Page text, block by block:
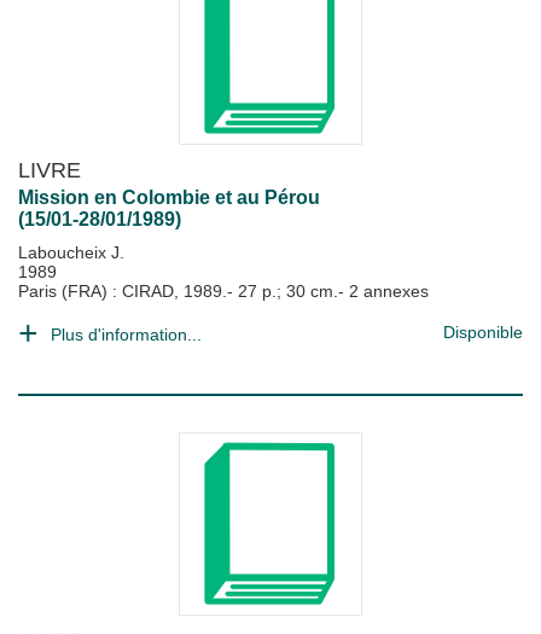
LIVRE
Mission en Colombie et au Pérou
(15/01-28/01/1989)
Laboucheix J.
1989
Paris (FRA) : CIRAD, 1989.- 27 p.; 30 cm.- 2 annexes
Plus d'information... Disponible